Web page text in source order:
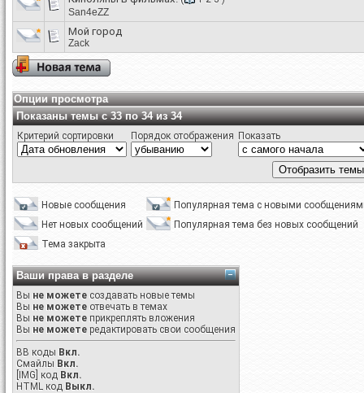
San4eZZ
Мой город
Zack
Опции просмотра
Показаны темы с 33 по 34 из 34
Критерий сортировки Порядок отображения Показать
Новые сообщения
Популярная тема с новыми
Нет новых сообщений
Популярная тема без новых сообщений
Тема закрыта
Ваши права в разделе
Вы не можете создавать новые темы
Вы не можете отвечать в темах
Вы не можете прикреплять вложения
Вы не можете редактировать свои сообщения
BB коды Вкл.
Смайлы Вкл.
[IMG] код Вкл.
HTML код Выкл.